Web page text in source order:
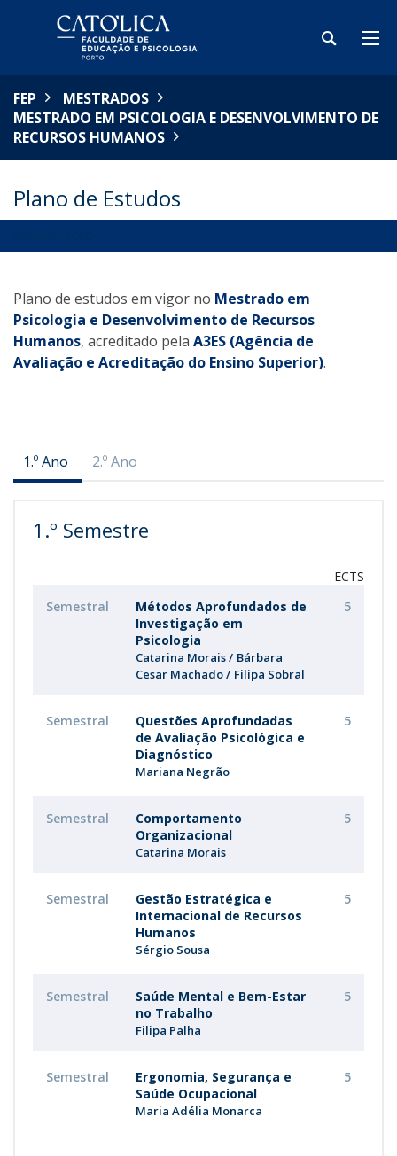
FEP
MESTRADOS
MESTRADO EM PSICOLOGIA E DESENVOLVIMENTO DE
RECURSOS HUMANOS
Plano de Estudos
Plano de estudos em vigor no Mestrado em
Psicologia e Desenvolvimento de Recursos
Humanos, acreditado pela A3ES (Agência de
Avaliação e Acreditação do Ensino Superior).
1.º Ano 2.º Ano
1.º Semestre
ECTS
Semestral
Métodos Aprofundados de
Investigação em
Psicologia
Catarina Morais
Bárbara
Cesar Machado
Filipa Sobral
5
Semestral
Questões Aprofundadas
de Avaliação Psicológica e
Diagnóstico
Mariana Negrão
5
Semestral
Comportamento
Organizacional
Catarina Morais
5
Semestral
Gestão Estratégica e
Internacional de Recursos
Humanos
Sérgio Sousa
5
Semestral
Saúde Mental e Bem-Estar
no Trabalho
Filipa Palha
5
Semestral
Ergonomia, Segurança e
Saúde Ocupacional
Maria Adélia Monarca
5